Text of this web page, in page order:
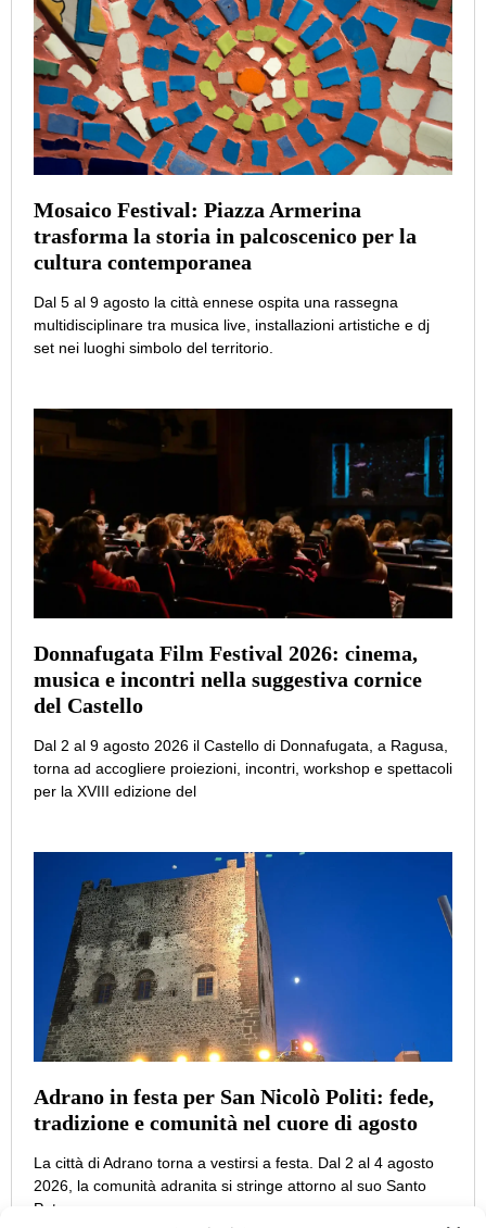
Mosaico Festival: Piazza Armerina
trasforma la storia in palcoscenico per la
cultura contemporanea
Dal 5 al 9 agosto la città ennese ospita una rassegna
multidisciplinare tra musica live, installazioni artistiche e dj
set nei luoghi simbolo del territorio.
Donnafugata Film Festival 2026: cinema,
musica e incontri nella suggestiva cornice
del Castello
Dal 2 al 9 agosto 2026 il Castello di Donnafugata, a Ragusa,
torna ad accogliere proiezioni, incontri, workshop e spettacoli
per la XVIII edizione del
Adrano in festa per San Nicolò Politi: fede,
tradizione e comunità nel cuore di agosto
La città di Adrano torna a vestirsi a festa. Dal 2 al 4 agosto
2026, la comunità adranita si stringe attorno al suo Santo
Patrono,